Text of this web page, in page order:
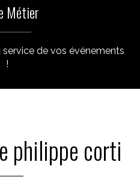
Métier
de vos événements
!
philippe corti